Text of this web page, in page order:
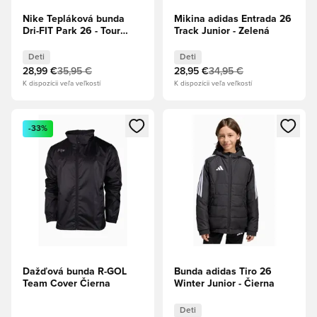
Nike Tepláková bunda
Dri-FIT Park 26 - Tour
Deti
28,99 €35,95 €
K dispozícii veľa veľkostí
Mikina adidas Entrada 26
Track Junior - Zelená
Deti
28,95 €34,95 €
K dispozícii veľa veľkostí
Otvorí modál na prihlásenie alebo registráciu ako člen
-33%
Dažďová bunda R-GOL
Team Cover Čierna
Otvorí modál na prihlásenie
Bunda adidas Tiro 26
Winter Junior - Čierna
Deti